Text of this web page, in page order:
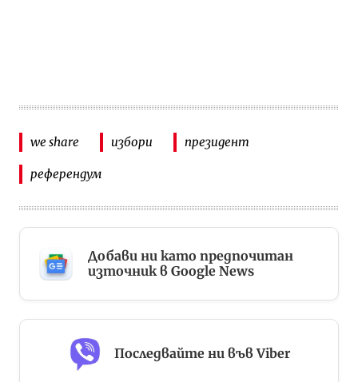
we share избори президент
референдум
Добави ни като предпочитан
източник в Google News
Последвайте ни във Viber